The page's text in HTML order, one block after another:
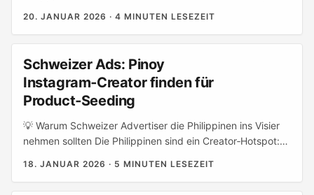
Zentralasien) und bietet eine weniger gesättigte
Creator‑Basis als TikTok. Für Co‑Branded Produkt‑Drops
ist das spannend: geringere Media‑Kosten, hohe
gegenüber Mega‑Influencern. ...
20. JANUAR 2026 ·4 MINUTEN LESEZEIT
Schweizer Ads: Pinoy
Instagram‑Creator finden für
Product‑Seeding
💡 Warum Schweizer Advertiser die Philippinen ins Visier
nehmen sollten Die Philippinen sind ein Creator‑Hotspot:
18. JANUAR 2026 · 5 MINUTEN LESEZEIT